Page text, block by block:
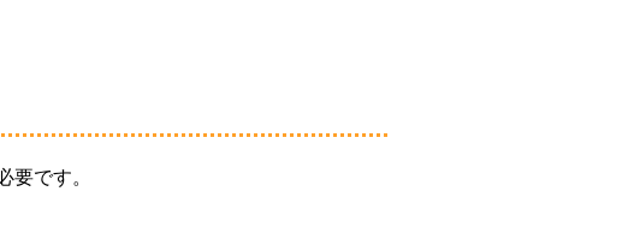
要です。